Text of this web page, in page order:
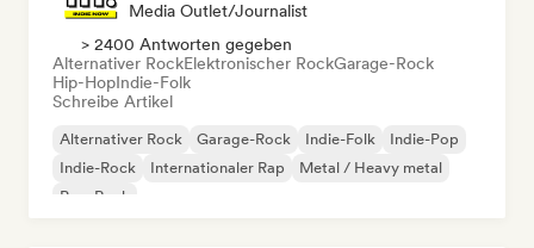
Media Outlet/Journalist
> 2400 Antworten gegeben
Alternativer RockElektronischer RockGarage-Rock
Hip-HopIndie-Folk
Schreibe Artikel
Alternativer Rock Garage-Rock Indie-Folk
Indie-Pop
Indie-Rock
Internationaler Rap
Metal / Heavy metal
Pop-Rock